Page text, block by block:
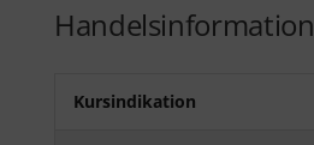
Handelsinformation
Kursindikation